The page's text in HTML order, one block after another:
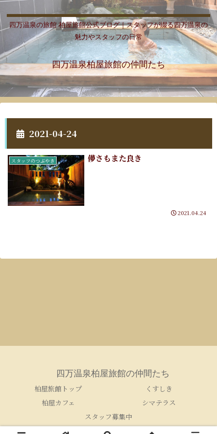
四万温泉の旅館 柏屋旅館公式ブログ｜スタッフが綴る四万温泉の
魅力やスタッフの日常
四万温泉柏屋旅館の仲間たち
2021-04-24
スタッフのつぶやき 儚さもまた良き
2021.04.24
四万温泉柏屋旅館の仲間たち
柏屋旅館トップ
くすしき
柏屋カフェ
シマテラス
スタッフ募集中